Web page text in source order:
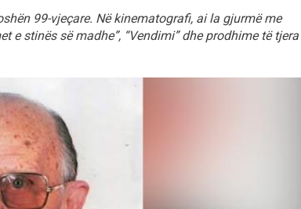
99-vjeçare. Në kinematografi, ai la gjurmë me
e stinës së madhe”, “Vendimi” dhe prodhime të